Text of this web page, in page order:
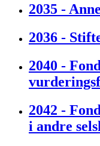
2035 -
2036 -
2040 -
2042 -
i andre